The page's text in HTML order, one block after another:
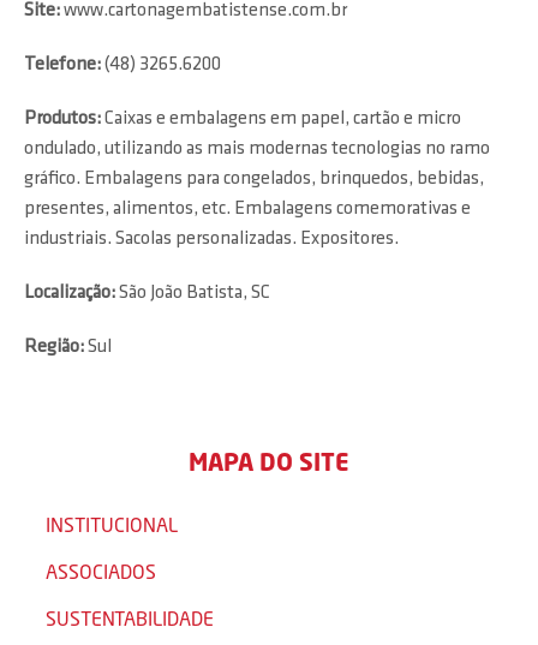
Site:www.cartonagembatistense.com.br
Telefone:(48) 3265.6200
Produtos:Caixas e embalagens em papel, cartão e micro
ondulado, utilizando as mais modernas tecnologias no ramo
gráfico. Embalagens para congelados, brinquedos, bebidas,
presentes, alimentos, etc. Embalagens comemorativas e
industriais. Sacolas personalizadas. Expositores.
Localização:São João Batista, SC
Região:Sul
MAPA DO SITE
INSTITUCIONAL
ASSOCIADOS
SUSTENTABILIDADE